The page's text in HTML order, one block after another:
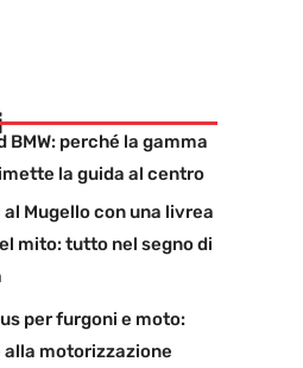
BMW: perché la gamma
la guida al centro
al Mugello con una livrea
mito: tutto nel segno di
per furgoni e moto:
motorizzazione